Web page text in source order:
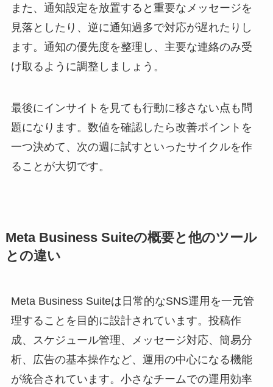
また、通知設定を放置すると重要なメッセージを
見落としたり、逆に通知過多で対応が遅れたりし
ます。通知の優先度を整理し、主要な連絡のみ受
け取るように調整しましょう。
最後にインサイトを見ても行動に移さない点も問
題になります。数値を確認したら改善ポイントを
一つ決めて、次の週に試すといったサイクルを作
ることが大切です。
Meta Business Suiteの概要と他のツール
との違い
Meta Business Suiteは日常的なSNS運用を一元管
理することを目的に設計されています。投稿作
成、スケジュール管理、メッセージ対応、簡易分
析、広告の基本操作など、運用の中心になる機能
が統合されています。小さなチームでの運用効率